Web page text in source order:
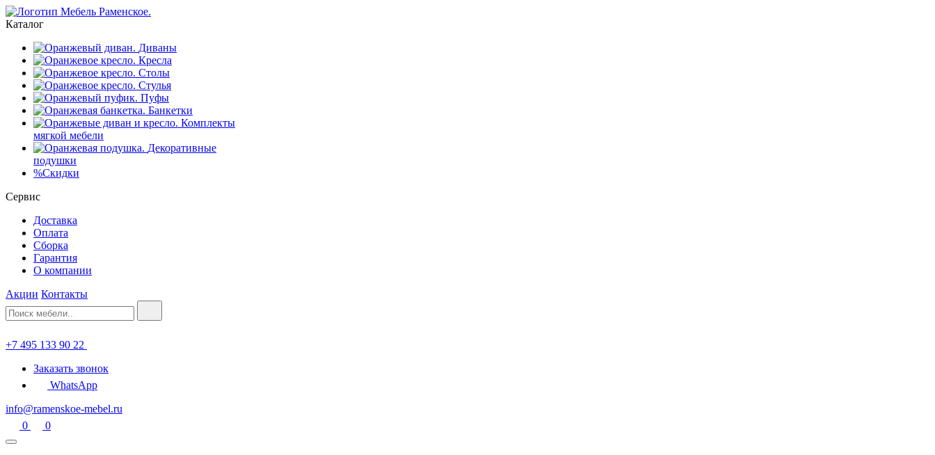
Каталог
Диваны
Кресла
Столы
Стулья
Пуфы
Банкетки
Комплекты
мягкой мебели
Декоративные
подушки
%Скидки
Сервис
Доставка
Оплата
Сборка
Гарантия
О компании
Акции Контакты
+7 495 133 90 22
Заказать звонок
WhatsApp
info@ramenskoe-mebel.ru
0
0